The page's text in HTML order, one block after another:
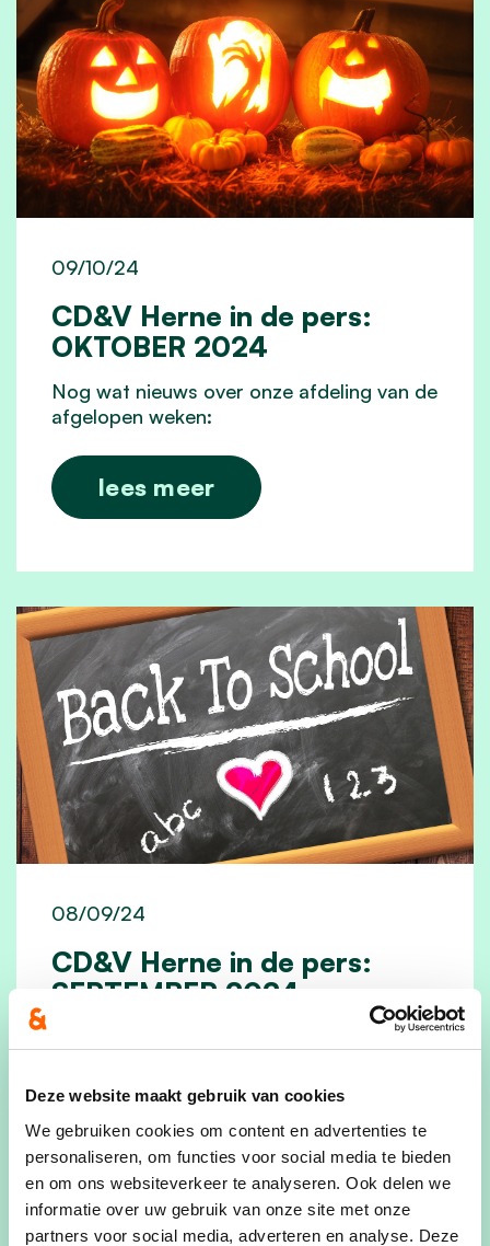
Deze website maakt gebruik van cookies
We gebruiken cookies om content en advertenties te
personaliseren, om functies voor social media te bieden
en om ons websiteverkeer te analyseren. Ook delen we
informatie over uw gebruik van onze site met onze
partners voor social media, adverteren en analyse. Deze
CD&V Herne in de pers:
OKTOBER 2024
09/10/24
Nog wat nieuws over onze afdeling van de
afgelopen weken:
lees meer
CD&V Herne in de pers:
SEPTEMBER 2024
08/09/24
De voorbije maand van de CD&V-afdeling
lees meer